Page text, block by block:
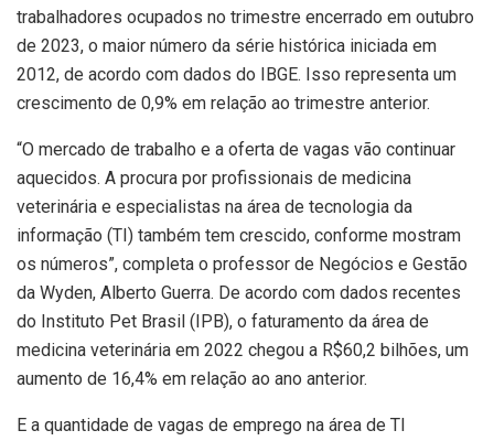
trabalhadores ocupados no trimestre encerrado em outubro
de 2023, o maior número da série histórica iniciada em
2012, de acordo com dados do IBGE. Isso representa um
crescimento de 0,9% em relação ao trimestre anterior.
“O mercado de trabalho e a oferta de vagas vão continuar
aquecidos. A procura por profissionais de medicina
veterinária e especialistas na área de tecnologia da
informação (TI) também tem crescido, conforme mostram
os números”, completa o professor de Negócios e Gestão
da Wyden, Alberto Guerra. De acordo com dados recentes
do Instituto Pet Brasil (IPB), o faturamento da área de
medicina veterinária em 2022 chegou a R$60,2 bilhões, um
aumento de 16,4% em relação ao ano anterior.
E a quantidade de vagas de emprego na área de TI